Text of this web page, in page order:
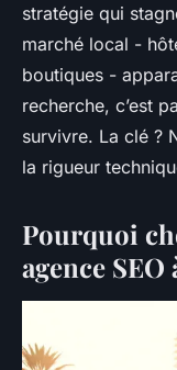
stratégie qui
marché local -
boutiques -
recherche, c’est
survivre. La clé ?
la rigueur
Pourquoi
agence SEO